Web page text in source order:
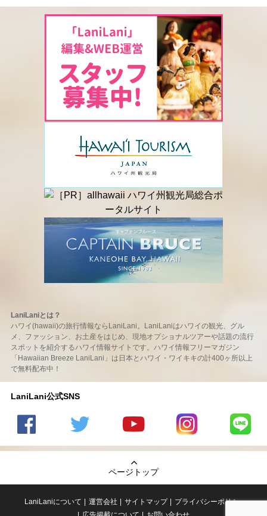
LaniLaniとは？
ハワイ(hawaii)の旅行情報ならLaniLani。LaniLaniはハワイの観光、グル
メ、ファッション、お土産をはじめ、現地オプショナルツアーや話題の流行
スポットを紹介するハワイ情報サイトです。ハワイ情報フリーマガジン
「Hawaiian Breeze LaniLani」は日本とハワイ・ワイキキの計400ヶ所以上
で無料配布中！
LaniLani公式SNS
の
のtwitter
の
Youtube
チャンネ
LaniLani
LaniLani
ページトップ
LaniLaniについて 運営会社 サイトマップ
プライバシーポリシー